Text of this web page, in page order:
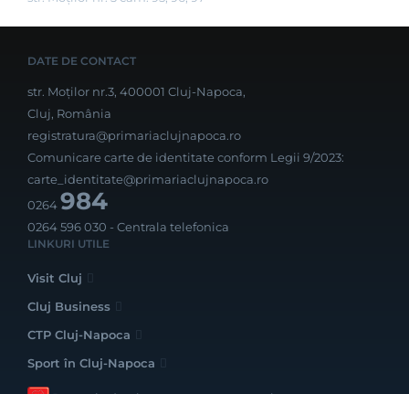
DATE DE CONTACT
str. Moților nr.3, 400001 Cluj-Napoca,
Cluj, România
registratura@primariaclujnapoca.ro
Comunicare carte de identitate conform Legii 9/2023:
carte_identitate@primariaclujnapoca.ro
0264984
0264 596 030 - Centrala telefonica
LINKURI UTILE
Visit Cluj
Cluj Business
CTP Cluj-Napoca
Sport în Cluj-Napoca